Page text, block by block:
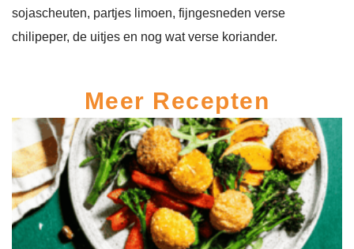
sojascheuten, partjes limoen, fijngesneden verse
chilipeper, de uitjes en nog wat verse koriander.
Meer Recepten